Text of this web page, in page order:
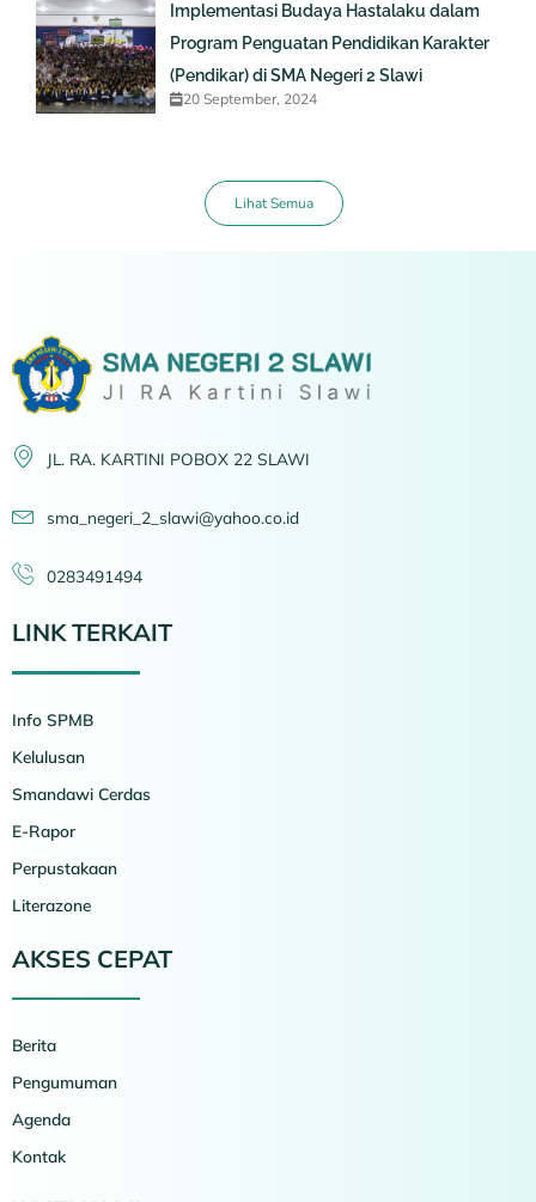
Implementasi Budaya Hastalaku dalam
Program Penguatan Pendidikan Karakter
(Pendikar) di SMA Negeri 2 Slawi
20 September, 2024
Lihat Semua
JL. RA. KARTINI POBOX 22 SLAWI
sma_negeri_2_slawi@yahoo.co.id
0283491494
LINK TERKAIT
Info SPMB
Kelulusan
Smandawi Cerdas
E-Rapor
Perpustakaan
Literazone
AKSES CEPAT
Berita
Pengumuman
Agenda
Kontak